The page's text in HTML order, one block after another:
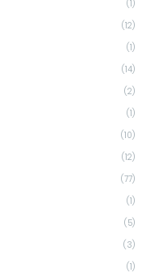
(1)
(12)
(1)
(14)
(2)
(1)
(10)
(12)
(77)
(1)
(5)
(3)
(1)